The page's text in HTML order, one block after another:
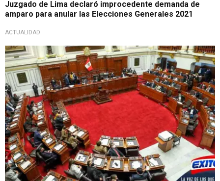
Juzgado de Lima declaró improcedente demanda de
amparo para anular las Elecciones Generales 2021
ACTUALIDAD